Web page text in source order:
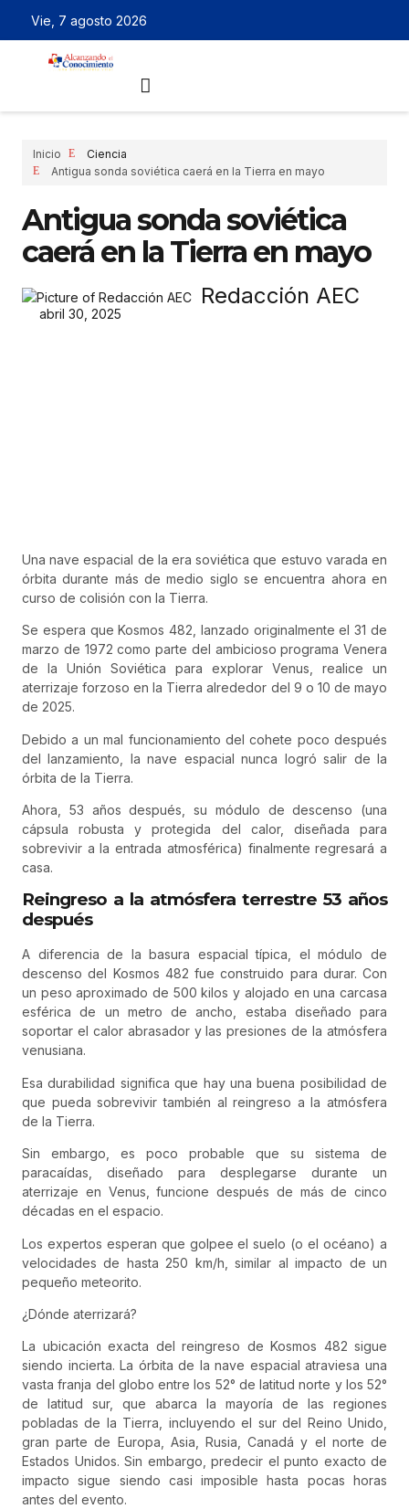
Vie, 7 agosto 2026
Inicio
Ciencia
Antigua sonda soviética caerá en la Tierra en mayo
Antigua sonda soviética
caerá en la Tierra en mayo
Redacción AEC
abril 30, 2025
Una nave espacial de la era soviética que estuvo varada en
órbita durante más de medio siglo se encuentra ahora en
curso de colisión con la Tierra.
Se espera que Kosmos 482, lanzado originalmente el 31 de
marzo de 1972 como parte del ambicioso programa Venera
de la Unión Soviética para explorar Venus, realice un
aterrizaje forzoso en la Tierra alrededor del 9 o 10 de mayo
de 2025.
Debido a un mal funcionamiento del cohete poco después
del lanzamiento, la nave espacial nunca logró salir de la
órbita de la Tierra.
Ahora, 53 años después, su módulo de descenso (una
cápsula robusta y protegida del calor, diseñada para
sobrevivir a la entrada atmosférica) finalmente regresará a
casa.
Reingreso a la atmósfera terrestre 53 años
después
A diferencia de la basura espacial típica, el módulo de
descenso del Kosmos 482 fue construido para durar. Con
un peso aproximado de 500 kilos y alojado en una carcasa
esférica de un metro de ancho, estaba diseñado para
soportar el calor abrasador y las presiones de la atmósfera
venusiana.
Esa durabilidad significa que hay una buena posibilidad de
que pueda sobrevivir también al reingreso a la atmósfera
de la Tierra.
Sin embargo, es poco probable que su sistema de
paracaídas, diseñado para desplegarse durante un
aterrizaje en Venus, funcione después de más de cinco
décadas en el espacio.
Los expertos esperan que golpee el suelo (o el océano) a
velocidades de hasta 250 km/h, similar al impacto de un
pequeño meteorito.
¿Dónde aterrizará?
La ubicación exacta del reingreso de Kosmos 482 sigue
siendo incierta. La órbita de la nave espacial atraviesa una
vasta franja del globo entre los 52° de latitud norte y los 52°
de latitud sur, que abarca la mayoría de las regiones
pobladas de la Tierra, incluyendo el sur del Reino Unido,
gran parte de Europa, Asia, Rusia, Canadá y el norte de
Estados Unidos. Sin embargo, predecir el punto exacto de
impacto sigue siendo casi imposible hasta pocas horas
antes del evento.